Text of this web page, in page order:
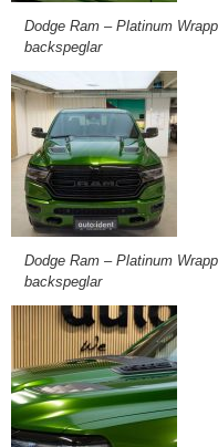
Dodge Ram – Platinum
backspeglar
Dodge Ram – Platinum
backspeglar